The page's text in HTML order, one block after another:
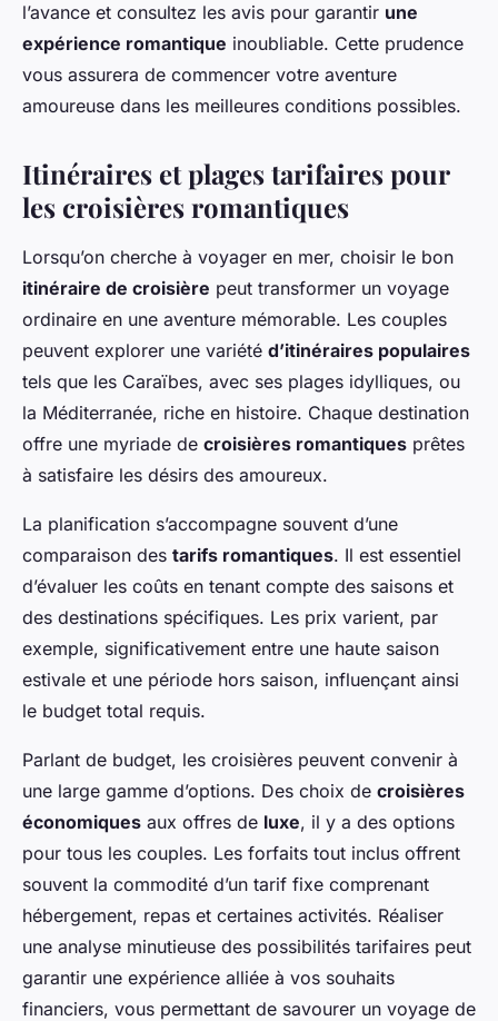
l’avance et consultez les avis pour garantir une
expérience romantique inoubliable. Cette prudence
vous assurera de commencer votre aventure
amoureuse dans les meilleures conditions possibles.
Itinéraires et plages tarifaires pour
les croisières romantiques
Lorsqu’on cherche à voyager en mer, choisir le bon
itinéraire de croisière peut transformer un voyage
ordinaire en une aventure mémorable. Les couples
peuvent explorer une variété d’itinéraires populaires
tels que les Caraïbes, avec ses plages idylliques, ou
la Méditerranée, riche en histoire. Chaque destination
offre une myriade de croisières romantiques prêtes
à satisfaire les désirs des amoureux.
La planification s’accompagne souvent d’une
comparaison des tarifs romantiques. Il est essentiel
d’évaluer les coûts en tenant compte des saisons et
des destinations spécifiques. Les prix varient, par
exemple, significativement entre une haute saison
estivale et une période hors saison, influençant ainsi
le budget total requis.
Parlant de budget, les croisières peuvent convenir à
une large gamme d’options. Des choix de croisières
économiques aux offres de luxe, il y a des options
pour tous les couples. Les forfaits tout inclus offrent
souvent la commodité d’un tarif fixe comprenant
hébergement, repas et certaines activités. Réaliser
une analyse minutieuse des possibilités tarifaires peut
garantir une expérience alliée à vos souhaits
financiers, vous permettant de savourer un voyage de